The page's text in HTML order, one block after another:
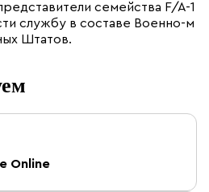
семейства F/A-1
службу в составе Военно-м
Штатов.
Online